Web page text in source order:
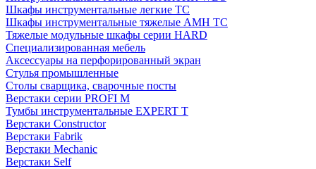
Шкафы инструментальные легкие ТС
Шкафы инструментальные тяжелые AMH TC
Тяжелые модульные шкафы серии HARD
Cпециализированная мебель
Аксессуары на перфорированный экран
Стулья промышленные
Столы сварщика, сварочные посты
Верстаки серии PROFI M
Тумбы инструментальные EXPERT T
Верстаки Constructor
Верстаки Fabrik
Верстаки Mechanic
Верстаки Self